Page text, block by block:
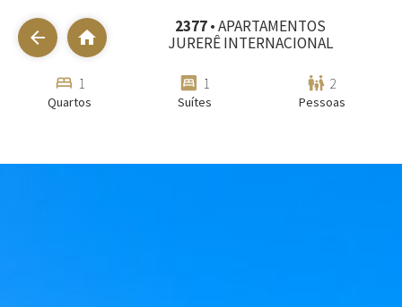
arrow_back home
2377• APARTAMENTOS
JURERÊ INTERNACIONAL
bed 1
Quartos
bedroom_parent 1
Suítes
family_restroom 2
Pessoas